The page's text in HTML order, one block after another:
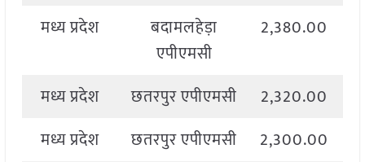
मध्य प्रदेश
बदामलहेड़ा
एपीएमसी
2,380.00
मध्य प्रदेश छतरपुर एपीएमसी 2,320.00
मध्य प्रदेश
छतरपुर एपीएमसी 2,300.00